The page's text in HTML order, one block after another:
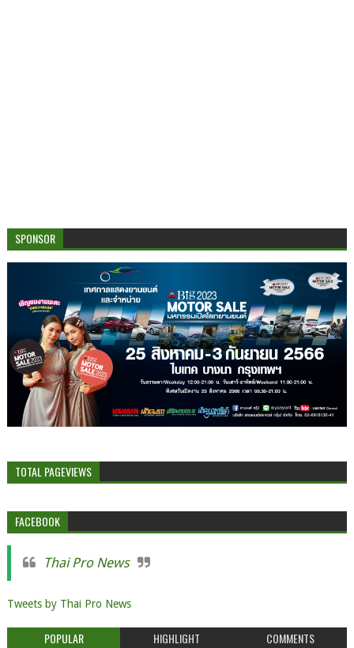
SPONSOR
TOTAL PAGEVIEWS
FACEBOOK
Thai Pro News
Tweets by Thai Pro News
POPULAR HIGHLIGHT COMMENTS